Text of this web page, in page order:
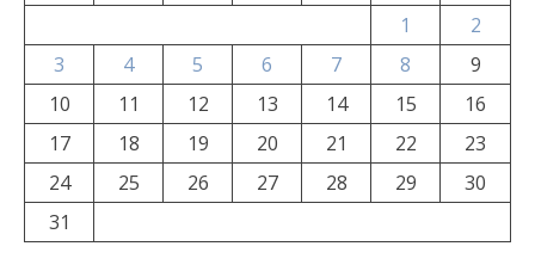
1
2
3
4 5 6 7 8
9
10
11 12 13 14 15
16
17
18 19 20 21 22
23
24
25 26 27 28 29
30
31